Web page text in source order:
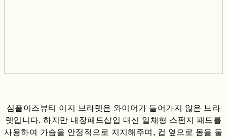
심플이즈뷰티 이지 브라렛은 와이어가 들어가지 않은 브라
렛입니다. 하지만 내장패드삽입 대신 일체형 스펀지 패드를
사용하여 가슴을 안정적으로 지지해주며, 컵 옆으로 몸을 둘